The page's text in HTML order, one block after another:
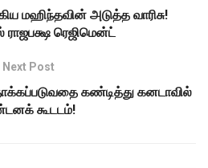
மஹிந்தவின் அடுத்த வாரிசு!
ராஜபக்ஷ ரெஜிமென்ட்
Next Post
கண்டித்து கனடாவில்
கூடடம்!